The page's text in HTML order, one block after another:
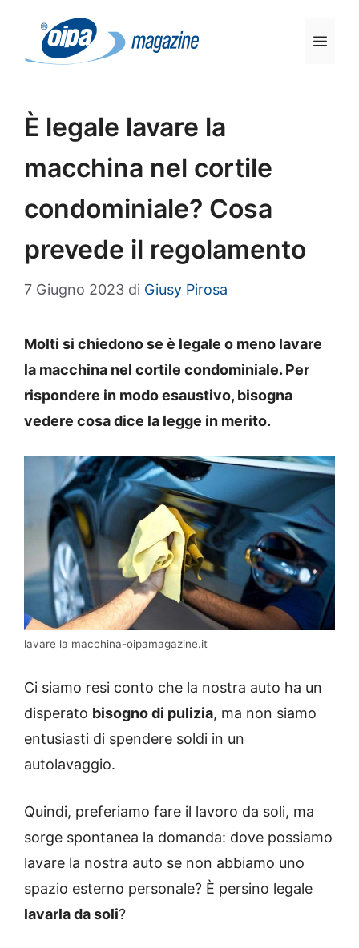
contenuto
È legale lavare la
macchina nel cortile
condominiale? Cosa
prevede il regolamento
7 Giugno 2023 di Giusy Pirosa
Molti si chiedono se è legale o meno lavare
la macchina nel cortile condominiale. Per
rispondere in modo esaustivo, bisogna
vedere cosa dice la legge in merito.
lavare la macchina-oipamagazine.it
Ci siamo resi conto che la nostra auto ha un
disperato bisogno di pulizia, ma non siamo
entusiasti di spendere soldi in un
autolavaggio.
Quindi, preferiamo fare il lavoro da soli, ma
sorge spontanea la domanda: dove possiamo
lavare la nostra auto se non abbiamo uno
spazio esterno personale? È persino legale
lavarla da soli?